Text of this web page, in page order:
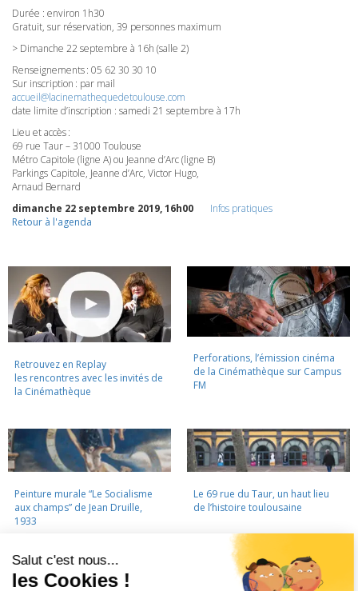
Durée : environ 1h30
Gratuit, sur réservation, 39 personnes maximum
> Dimanche 22 septembre à 16h (salle 2)
Renseignements : 05 62 30 30 10
Sur inscription : par mail
accueil@lacinemathequedetoulouse.com
date limite d’inscription : samedi 21 septembre à 17h
Lieu et accès :
69 rue Taur – 31000 Toulouse
Métro Capitole (ligne A) ou Jeanne d’Arc (ligne B)
Parkings Capitole, Jeanne d’Arc, Victor Hugo,
Arnaud Bernard
dimanche 22 septembre 2019, 16h00
Infos pratiques
Retour à l'agenda
Retrouvez en Replay
les rencontres avec les invités de
la Cinémathèque
Perforations, l’émission cinéma
de la Cinémathèque sur Campus
FM
Peinture murale “Le Socialisme
aux champs” de Jean Druille,
1933
Le 69 rue du Taur, un haut lieu
de l’histoire toulousaine